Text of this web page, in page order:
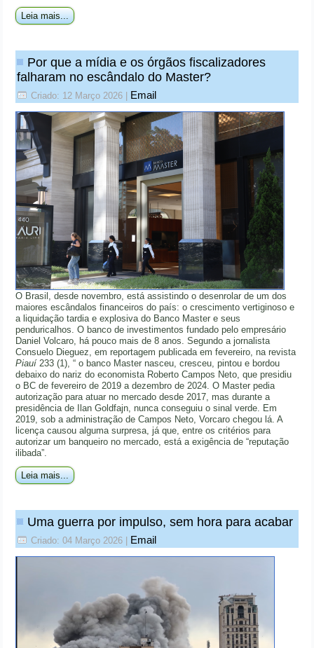
Leia mais...
Por que a mídia e os órgãos fiscalizadores
falharam no escândalo do Master?
Criado: 12 Março 2026 Email
O Brasil, desde novembro, está assistindo o desenrolar de um dos
maiores escândalos financeiros do país: o crescimento vertiginoso e
a liquidação tardia e explosiva do Banco Master e seus
penduricalhos. O banco de investimentos fundado pelo empresário
Daniel Volcaro, há pouco mais de 8 anos. Segundo a jornalista
Consuelo Dieguez, em reportagem publicada em fevereiro, na revista
Piauí233 (1), “ o banco Master nasceu, cresceu, pintou e bordou
debaixo do nariz do economista Roberto Campos Neto, que presidiu
o BC de fevereiro de 2019 a dezembro de 2024. O Master pedia
autorização para atuar no mercado desde 2017, mas durante a
presidência de Ilan Goldfajn, nunca conseguiu o sinal verde. Em
2019, sob a administração de Campos Neto, Vorcaro chegou lá. A
licença causou alguma surpresa, já que, entre os critérios para
autorizar um banqueiro no mercado, está a exigência de “reputação
ilibada”.
Leia mais...
Uma guerra por impulso, sem hora para acabar
Criado: 04 Março 2026 Email